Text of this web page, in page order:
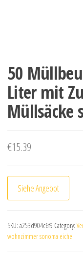
50
Liter mit
Müllsäcke
€15.39
Siehe Angebot
SKU: a253d904c6f9 Category:
wohnzimmer sonoma eiche